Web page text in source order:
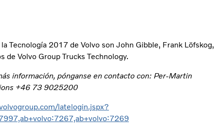
Tecnología 2017 de Volvo son John Gibble, Frank Löfskog,
de Volvo Group Trucks Technology.
información, pónganse en contacto con: Per-Martin
+46 73 9025200
latelogin.jspx?